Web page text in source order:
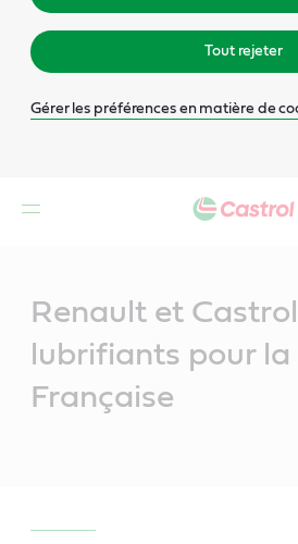
Tout rejeter
Gérer les préférences en matière de
Renault et
lubrifiants pour
Française